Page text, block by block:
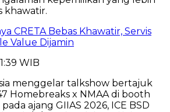
CRETA Bebas Khawatir, Servis
Value Dijamin
WIB